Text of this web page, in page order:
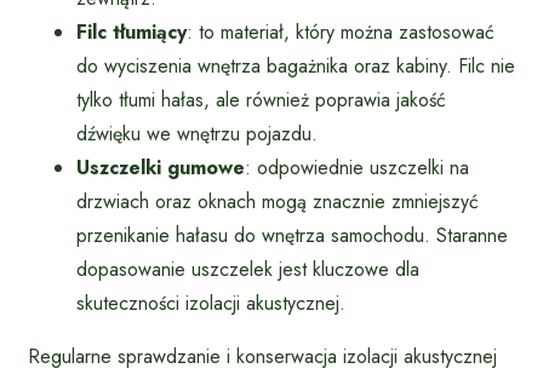
Filc tłumiący: to materiał, który można zastosować
do wyciszenia wnętrza bagażnika oraz kabiny. Filc nie
tylko tłumi hałas, ale również poprawia jakość
dźwięku we wnętrzu pojazdu.
Uszczelki gumowe: odpowiednie uszczelki na
drzwiach oraz oknach mogą znacznie zmniejszyć
przenikanie hałasu do wnętrza samochodu. Staranne
dopasowanie uszczelek jest kluczowe dla
skuteczności izolacji akustycznej.
Regularne sprawdzanie i konserwacja izolacji akustycznej